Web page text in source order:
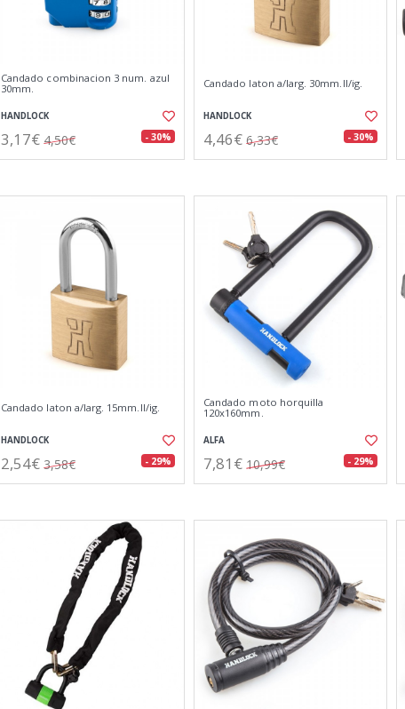
Candado combinacion 3 num. azul
30mm.
HANDLOCK
3,17€ 4,50€ - 30%
Candado laton a/larg. 30mm.ll/ig.
HANDLOCK
4,46€ 6,33€ - 30%
Candado laton a/larg. 15mm.ll/ig.
HANDLOCK
2,54€ 3,58€ - 29%
Candado moto horquilla
120x160mm.
ALFA
7,81€ 10,99€ - 29%